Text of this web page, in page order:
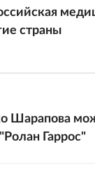
страны
Шарапова
Гаррос"